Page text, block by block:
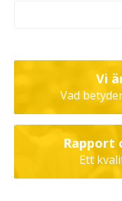
Vi
Vad
Rapport
Ett